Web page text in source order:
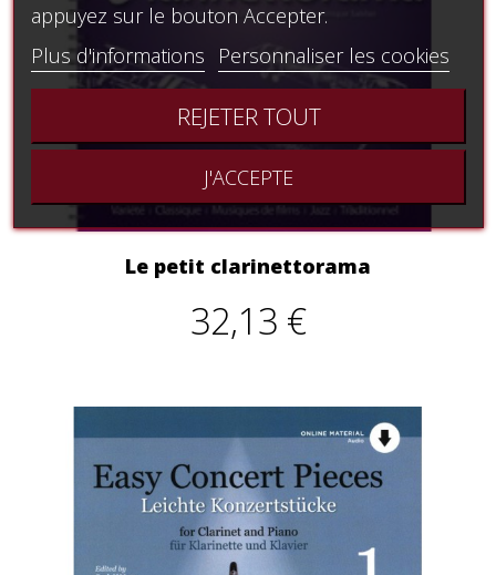
Le petit clarinettorama
32,13 €
appuyez sur le bouton Accepter.
Plus d'informations
Personnaliser les cookies
REJETER TOUT
J'ACCEPTE